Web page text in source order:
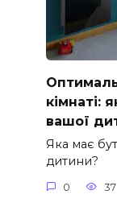
кімнаті:
вашої
Яка має
дитини?
0 37